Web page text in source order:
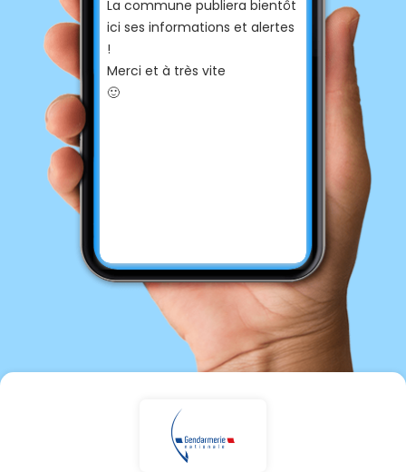
La commune publiera bientôt
ici ses informations et alertes
!
Merci et à très vite
🙂